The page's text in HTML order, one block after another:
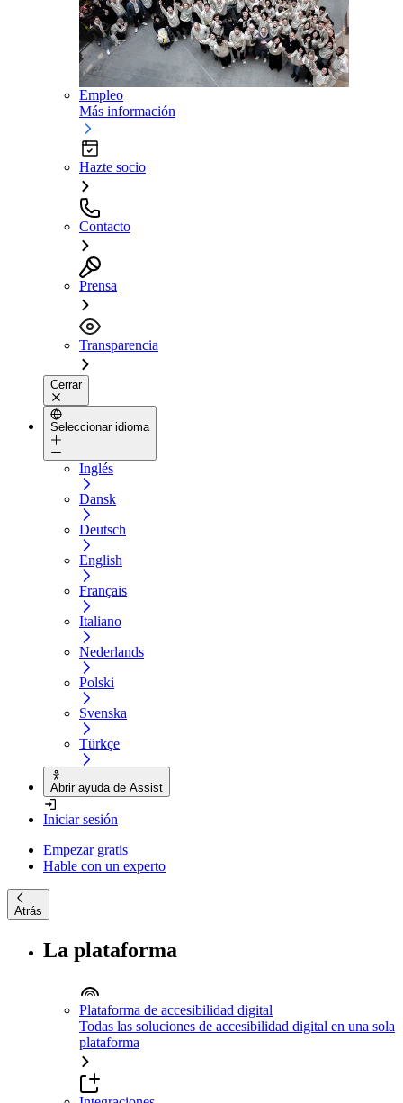
Empleo
Más información
Hazte socio
Contacto
Prensa
Transparencia
Cerrar
Seleccionar idioma
Inglés
Dansk
Deutsch
English
Français
Italiano
Nederlands
Polski
Svenska
Türkçe
Abrir ayuda de Assist
Iniciar sesión
Empezar gratis
Hable con un experto
Atrás
La plataforma
Plataforma de accesibilidad digital
Todas las soluciones de accesibilidad digital en una sola
plataforma